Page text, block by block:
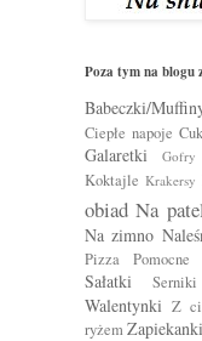
Poza tym na blogu
Babeczki/
Ciepłe napoje
Galaretki
Gofry
Koktajle Krakersy
obiad Na
Na zimno
Pizza Pomocne
Sałatki Serniki
Walentynki Z
ryżemZapiekanki